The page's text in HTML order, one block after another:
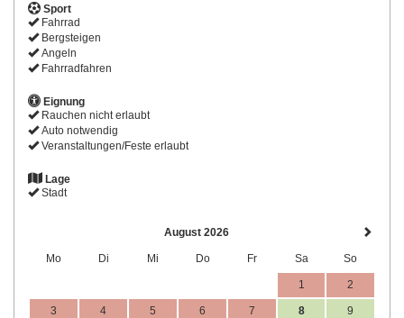
Sport
Fahrrad
Bergsteigen
Angeln
Fahrradfahren
Eignung
Rauchen nicht erlaubt
Auto notwendig
Veranstaltungen/Feste erlaubt
Lage
Stadt
August 2026
Mo Di Mi Do Fr Sa So
1 2
3 4 5 6 7 8 9